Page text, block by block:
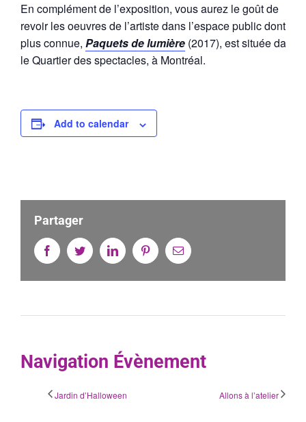
En complément de l’exposition, vous aurez le goût de
revoir les oeuvres de l’artiste dans l’espace public dont la
plus connue, Paquets de lumière (2017), est située dans
le Quartier des spectacles, à Montréal.
Add to calendar
Partager
FacebookTwitterLinkedin PinterestEmail
Navigation Évènement
Jardin d’Halloween Allons à l’atelier